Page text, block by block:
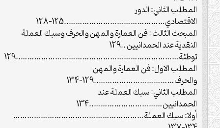
المطلب الثاني: الدور
الاقتصادي……………………………………..125-128
المبحث الثالث : فن العمارة والمهن والحرف وسبك العملة
النقدية عند الحمدانيين ..129
توطئة……………………………………………………………..129
المطلب الاول: فن العمارة والمهن
والحرف……………………………..129-134
المطلب الثاني: سبك العملة عند
الحمدانيين…………………………..134
أولا: سبك العملة…………………………………………………